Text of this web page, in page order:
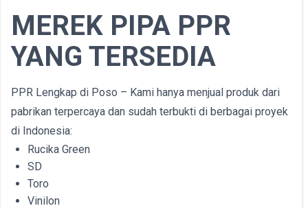
MEREK PIPA PPR
YANG TERSEDIA
PPR Lengkap di Poso – Kami hanya menjual produk dari
pabrikan terpercaya dan sudah terbukti di berbagai proyek
di Indonesia:
Rucika Green
SD
Toro
Vinilon